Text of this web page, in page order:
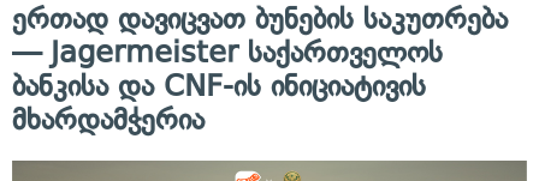
ერთად დავიცვათ ბუნების საკუთრება
— Jagermeister საქართველოს
ბანკისა და CNF-ის ინიციატივის
მხარდამჭერია